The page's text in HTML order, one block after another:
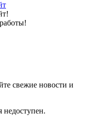
свежие новости и
недоступен.